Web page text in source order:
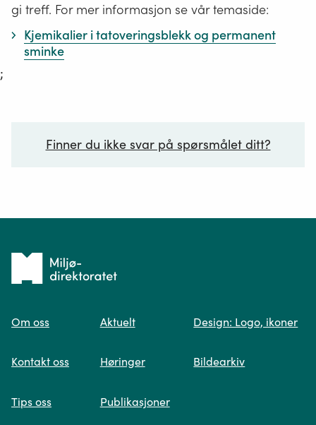
gi treff. For mer informasjon se vår temaside:
Kjemikalier i tatoveringsblekk og permanent
sminke
;
Finner du ikke svar på spørsmålet ditt?
Spør oss
søk og viser deg vår mest relevante
Tilbake
forsiden
Om oss
Kontakt oss
Tips oss
Aktuelt
Høringer
Publikasjoner
Design: Logo, ikoner
Bildearkiv